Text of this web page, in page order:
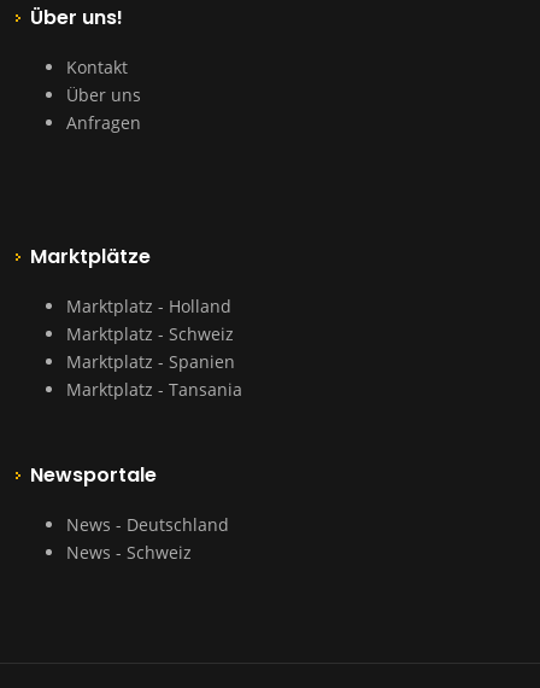
Über uns!
Kontakt
Über uns
Anfragen
Marktplätze
Marktplatz - Holland
Marktplatz - Schweiz
Marktplatz - Spanien
Marktplatz - Tansania
Newsportale
News - Deutschland
News - Schweiz